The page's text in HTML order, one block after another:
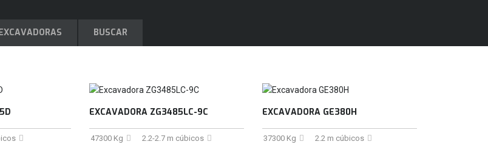
BUSCAR
EXCAVADORA ZG3485LC-9C
47300 Kg
2.2-2.7 m cúbicos
EXCAVADORA GE380H
37300 Kg
2.2 m cúbicos